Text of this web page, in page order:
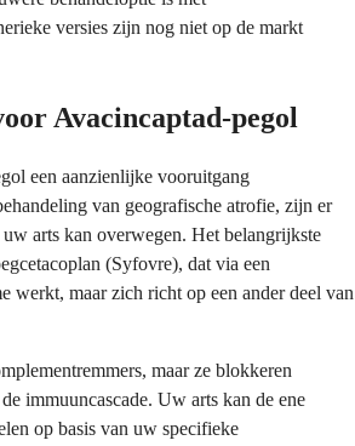
versies zijn nog niet op de markt
Avacincaptad-pegol
een aanzienlijke vooruitgang
van geografische atrofie, zijn er
arts kan overwegen. Het belangrijkste
(Syfovre), dat via een
werkt, maar zich richt op een ander deel van
maar ze blokkeren
immuuncascade. Uw arts kan de ene
op basis van uw specifieke